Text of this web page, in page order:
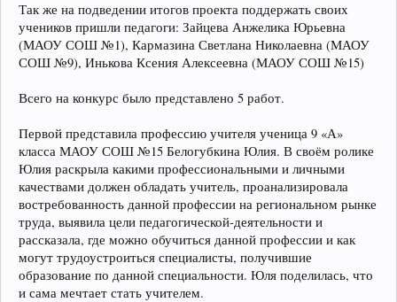
Так же на подведении итогов проекта поддержать своих
учеников пришли педагоги: Зайцева Анжелика Юрьевна
(МАОУ СОШ №1), Кармазина Светлана Николаевна (МАОУ
СОШ №9), Инькова Ксения Алексеевна (МАОУ СОШ №15)
Всего на конкурс было представлено 5 работ.
Первой представила профессию учителя ученица 9 «А»
класса МАОУ СОШ №15 Белогубкина Юлия. В своём ролике
Юлия раскрыла какими профессиональными и личными
качествами должен обладать учитель, проанализировала
востребованность данной профессии на региональном рынке
труда, выявила цели педагогической-деятельности и
рассказала, где можно обучиться данной профессии и как
могут трудоустроиться специалисты, получившие
образование по данной специальности. Юля поделилась, что
и сама мечтает стать учителем.